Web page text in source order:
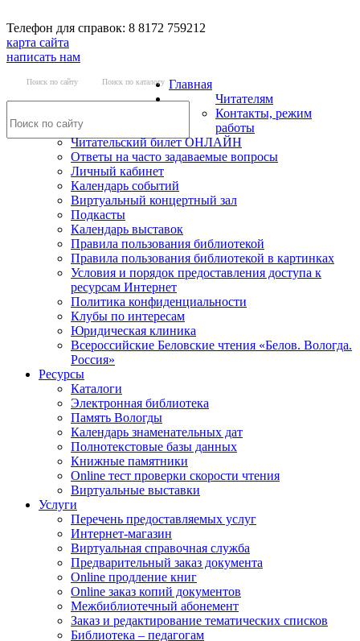
Телефон для справок: 8 8172 759212
карта сайта
написать нам
Поиск по сайту Поиск по каталогу Главная
Читателям
Контакты, режим
работы
Читательский билет ОНЛАЙН
Ответы на часто задаваемые вопросы
Личный кабинет
Календарь событий
Виртуальный концертный зал
Подкасты
Календарь выставок
Правила пользования библиотекой
Правила пользования библиотекой в картинках
Условия и порядок предоставления доступа к
ресурсам Интернет
Политика конфиденциальности
Клубы по интересам
Юридическая клиника
Всероссийские Беловские чтения «Белов. Вологда.
Россия»
Ресурсы
Каталоги
Электронная библиотека
Память Вологды
Календарь знаменательных дат
Полнотекстовые базы данных
Книжные памятники
Online тест проверки скорости чтения
Виртуальные выставки
Услуги
Перечень предоставляемых услуг
Интернет-магазин
Виртуальная справочная служба
Предварительный заказ документа
Online продление книг
Online заказ копий документов
Межбиблиотечный абонемент
Заказ и редактирование тематических списков
Библиотека – педагогам